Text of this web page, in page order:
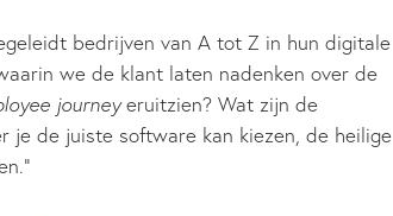
bedrijven van A tot Z in hun digitale
we de klant laten nadenken over de
journeyeruitzien? Wat zijn de
je de juiste software kan kiezen, de heilige